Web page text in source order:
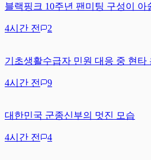
블랙핑크 10주년 팬미팅 구성이 아
4시간 전 2
기초생활수급자 민원 대응 중 현타
4시간 전 9
대한민국 군종신부의 멋진 모습
4시간 전 4